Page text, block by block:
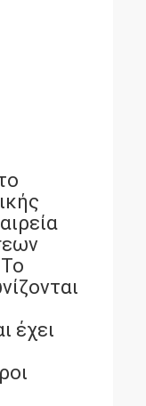
έχει